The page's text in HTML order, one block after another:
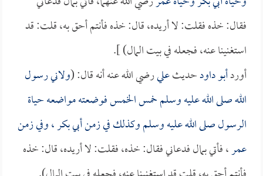
فقال: خذه فقلت: لا أريده، قال: خذه فأنتم أحق به، قلت: قد
استغنينا عنه، فجعله في بيت المال) ].
أوردأبو داودحديثعليرضي الله عنه أنه قال: (ولاني رسول
الله صلى الله عليه وسلم خمس الخمس فوضعته مواضعه حياة
الرسول صلى الله عليه وسلم وكذلك في زمنأبي بكر، وفي زمن
عمر، فأتي بمال فدعاني فقال: خذه، فقلت: لا أريده، قال: خذه